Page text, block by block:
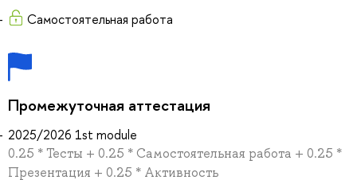
Самостоятельная работа
Промежуточная аттестация
2025/2026 1st module
0.25 * Тесты + 0.25 * Самостоятельная работа + 0.25 *
Презентация + 0.25 * Активность